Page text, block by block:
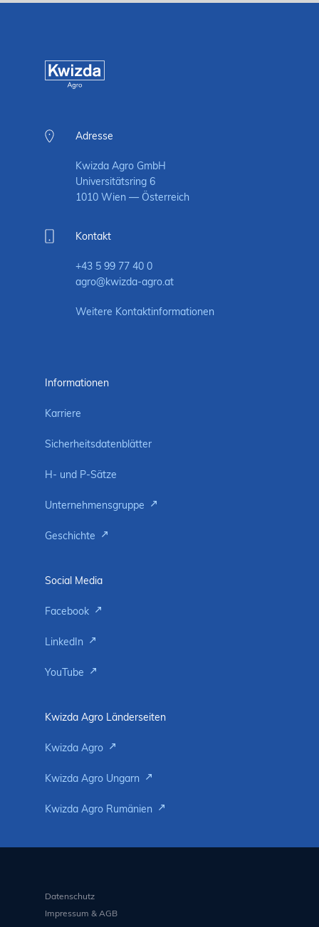
Adresse
Kwizda Agro GmbH
Universitätsring 6
1010 Wien — Österreich
Kontakt
+43 5 99 77 40 0
agro@kwizda-agro.at
Weitere Kontaktinformationen
Informationen
Karriere
Sicherheitsdatenblätter
H- und P-Sätze
Unternehmensgruppe
Geschichte
Social Media
Facebook
LinkedIn
YouTube
Kwizda Agro Länderseiten
Kwizda Agro
Kwizda Agro Ungarn
Kwizda Agro Rumänien
Datenschutz
Impressum & AGB